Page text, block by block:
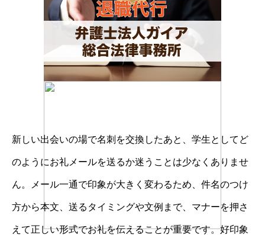
新しい出会いの場で名刺を交換したあと、学生としてど
のようにお礼メールを送るか迷うことは少なくありませ
ん。メール一通で印象が大きく変わるため、件名のつけ
方から本文、送るタイミングや文例まで、マナーを押さ
えて正しい形式でお礼を伝えることが重要です。好印象